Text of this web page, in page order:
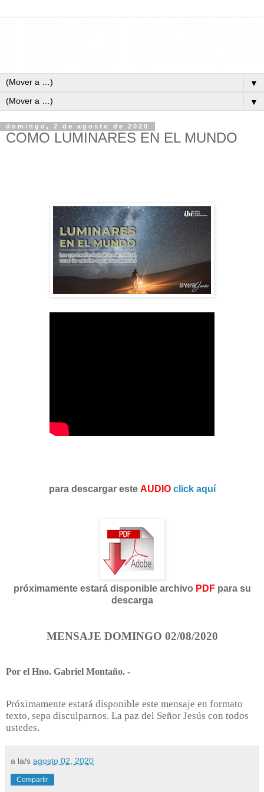
▼
▼
domingo, 2 de agosto de 2020
COMO LUMINARES EN EL MUNDO
para descargar este AUDIO click aquí
próximamente estará disponible archivo PDFpara su
descarga
MENSAJE DOMINGO 02/08/2020
Por el Hno. Gabriel Montaño. -
Próximamente estará disponible este mensaje en formato
texto, sepa disculparnos. La paz del Señor Jesús con todos
ustedes.
a la/s agosto 02, 2020
Compartir